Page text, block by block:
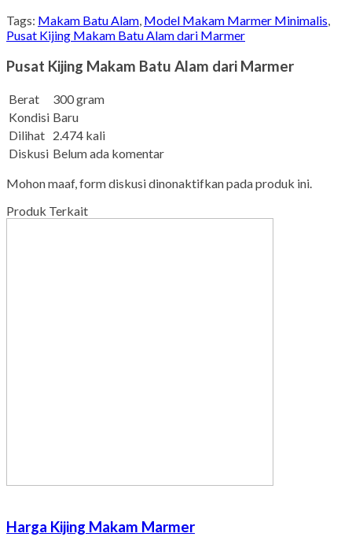
Tags: Makam Batu Alam, Model Makam Marmer Minimalis,
Pusat Kijing Makam Batu Alam dari Marmer
Pusat Kijing Makam Batu Alam dari Marmer
Berat
300 gram
Kondisi Baru
Dilihat 2.474 kali
Diskusi Belum ada komentar
Mohon maaf, form diskusi dinonaktifkan pada produk ini.
Produk Terkait
Harga Kijing Makam Marmer